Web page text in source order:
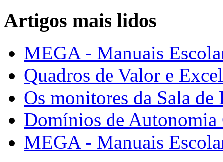
Artigos mais lidos
MEGA - Manuais
Quadros de Valor e
Os monitores da Sala de
Domínios de Autonomia
MEGA - Manuais